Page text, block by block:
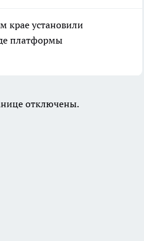
крае установили
платформы
отключены.